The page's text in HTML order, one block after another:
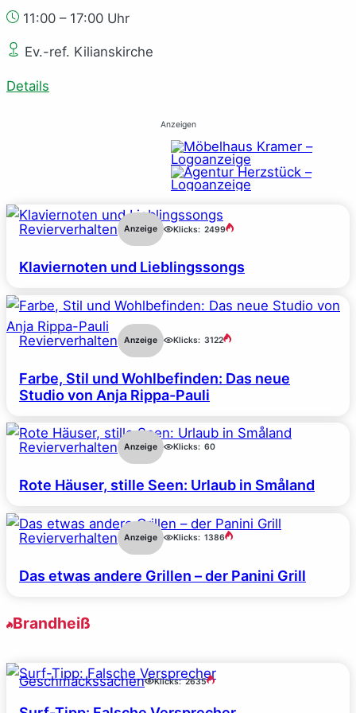
11:00 – 17:00 Uhr
Ev.-ref. Kilianskirche
Details
Anzeigen
Revierverhalten Anzeige Klicks: 2499
Klaviernoten und Lieblingssongs
Revierverhalten Anzeige Klicks: 3122
Farbe, Stil und Wohlbefinden: Das neue
Studio von Anja Rippa-Pauli
Revierverhalten Anzeige Klicks: 60
Rote Häuser, stille Seen: Urlaub in Småland
Revierverhalten Anzeige Klicks: 1386
Das etwas andere Grillen – der Panini Grill
Brandheiß
Geschmackssachen Klicks: 2635